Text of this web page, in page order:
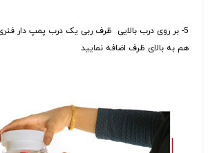
5- بر روی درب بالایی ظرف ربی یک درب پمپ دار فنری
هم به بالای ظرف اضافه نمایید